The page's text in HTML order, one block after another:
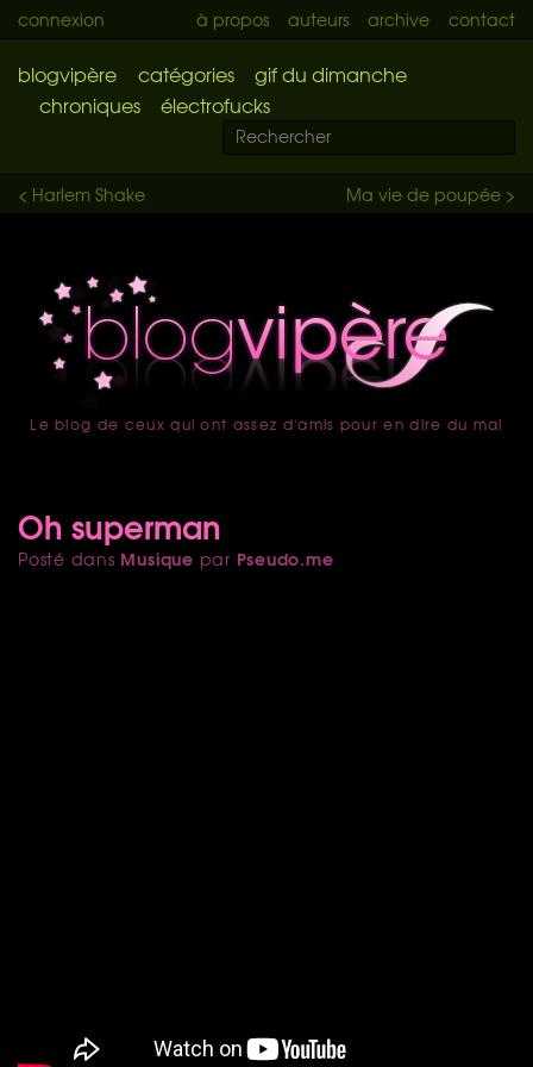
connexion à propos auteurs archive contact
blogvipère catégories
gif du dimanche
chroniques
électrofucks
Ma vie de poupée >
< Harlem Shake
accueil
Le blog de ceux qui ont assez d'amis pour en dire du mal
Oh superman
Posté dans Musique par Pseudo.me